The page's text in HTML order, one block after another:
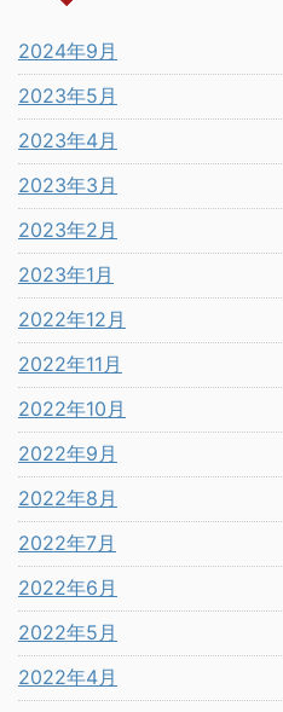
2024年9月
2023年5月
2023年4月
2023年3月
2023年2月
2023年1月
2022年12月
2022年11月
2022年10月
2022年9月
2022年8月
2022年7月
2022年6月
2022年5月
2022年4月